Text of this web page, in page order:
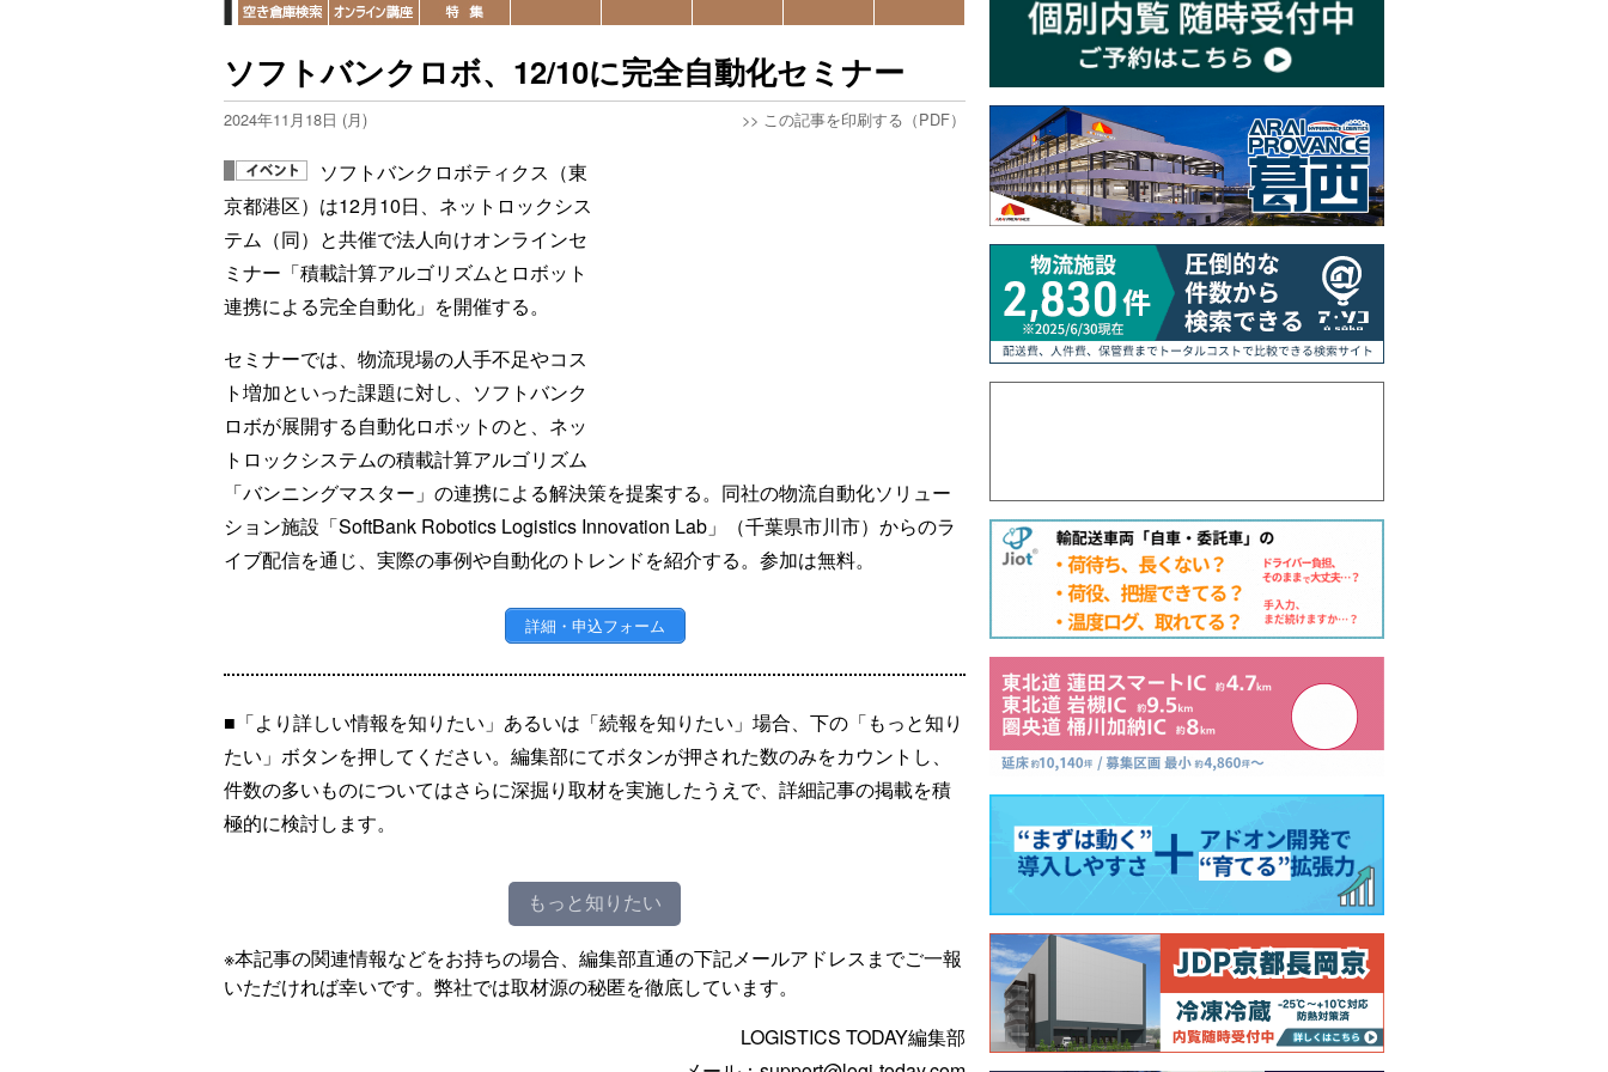
ソフトバンクロボ、12/10に完全自動化セミナー
2024年11月18日 (月) >> この記事を印刷する（PDF）
ソフトバンクロボティクス（東
京都港区）は12月10日、ネットロックシス
テム（同）と共催で法人向けオンラインセ
ミナー「積載計算アルゴリズムとロボット
連携による完全自動化」を開催する。
セミナーでは、物流現場の人手不足やコス
ト増加といった課題に対し、ソフトバンク
ロボが展開する自動化ロボットのと、ネッ
トロックシステムの積載計算アルゴリズム
「バンニングマスター」の連携による解決策を提案する。同社の物流自動化ソリュー
ション施設「SoftBank Robotics Logistics Innovation Lab」（千葉県市川市）からのラ
イブ配信を通じ、実際の事例や自動化のトレンドを紹介する。参加は無料。
詳細・申込フォーム
■「より詳しい情報を知りたい」あるいは「続報を知りたい」場合、下の「もっと知り
たい」ボタンを押してください。編集部にてボタンが押された数のみをカウントし、
件数の多いものについてはさらに深掘り取材を実施したうえで、詳細記事の掲載を積
極的に検討します。
もっと知りたい
※本記事の関連情報などをお持ちの場合、編集部直通の下記メールアドレスまでご一報
いただければ幸いです。弊社では取材源の秘匿を徹底しています。
LOGISTICS TODAY編集部